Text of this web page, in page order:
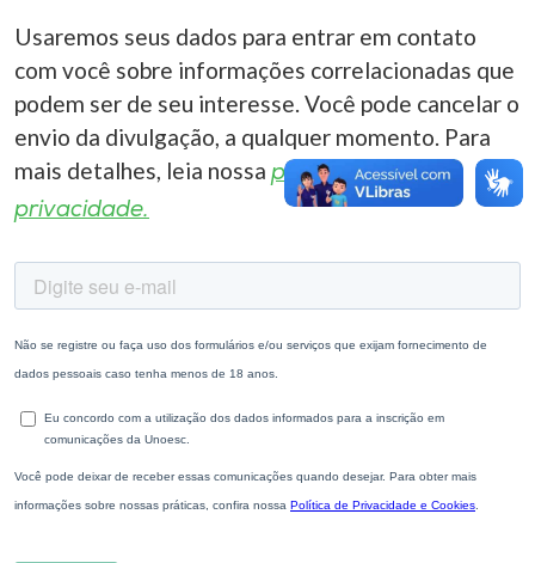
Usaremos seus dados para entrar em contato
com você sobre informações correlacionadas que
podem ser de seu interesse. Você pode cancelar o
envio da divulgação, a qualquer momento. Para
mais detalhes, leia nossa política de
privacidade.